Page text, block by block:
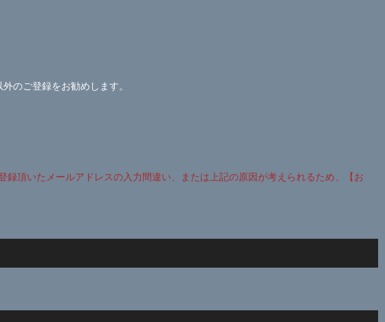
のご登録をお勧めします。
頂いたメールアドレスの入力間違い、または上記の原因が考えられるため、【お